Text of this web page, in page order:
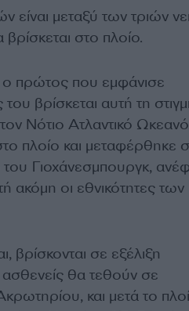
είναι μεταξύ των τριών
στο πλοίο.
ο πρώτος που εμφάνισε
βρίσκεται αυτή τη
Νότιο Ατλαντικό
πλοίο και μεταφέρθηκε
Γιοχάνεσμπουργκ,
ακόμη οι εθνικότητες των
βρίσκονται σε εξέλιξη
ασθενείς θα τεθούν σε
και μετά το